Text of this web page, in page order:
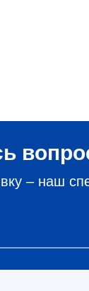
– наш